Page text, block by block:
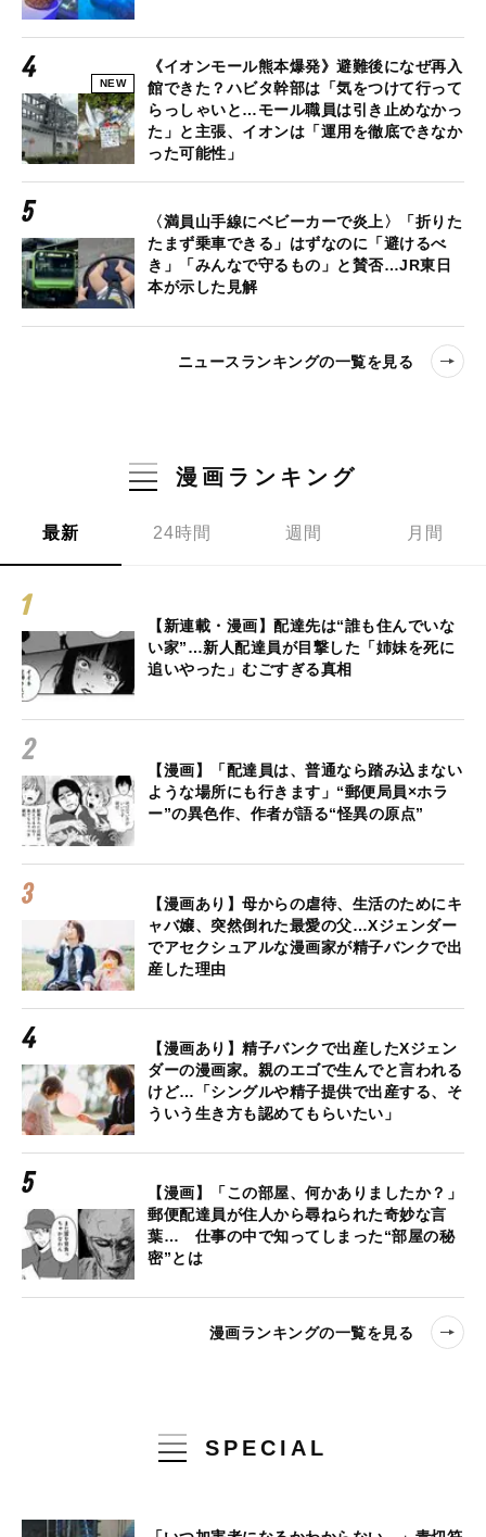
NEW
《イオンモール熊本爆発》避難後になぜ再入
館できた？ハビタ幹部は「気をつけて行って
らっしゃいと…モール職員は引き止めなかっ
た」と主張、イオンは「運用を徹底できなか
った可能性」
〈満員山手線にベビーカーで炎上〉「折りた
たまず乗車できる」はずなのに「避けるべ
き」「みんなで守るもの」と賛否…JR東日
本が示した見解
ニュースランキングの一覧を見る
漫画ランキング
最新 24時間 週間 月間
【新連載・漫画】配達先は“誰も住んでいな
い家”…新人配達員が目撃した「姉妹を死に
追いやった」むごすぎる真相
【漫画】「配達員は、普通なら踏み込まない
ような場所にも行きます」“郵便局員×ホラ
ー”の異色作、作者が語る“怪異の原点”
【漫画あり】母からの虐待、生活のためにキ
ャバ嬢、突然倒れた最愛の父…Xジェンダー
でアセクシュアルな漫画家が精子バンクで出
産した理由
【漫画あり】精子バンクで出産したXジェン
ダーの漫画家。親のエゴで生んでと言われる
けど…「シングルや精子提供で出産する、そ
ういう生き方も認めてもらいたい」
【漫画】「この部屋、何かありましたか？」
郵便配達員が住人から尋ねられた奇妙な言
葉… 仕事の中で知ってしまった“部屋の秘
密”とは
漫画ランキングの一覧を見る
SPECIAL